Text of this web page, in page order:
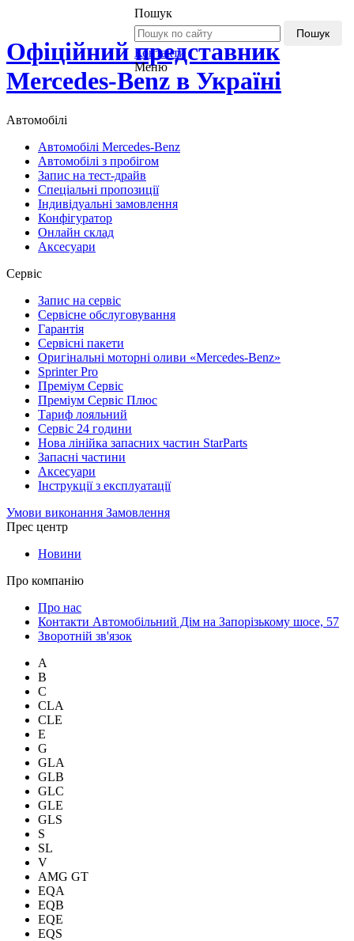
Офіційний представник
Mercedes-Benz в Україні
Пошук
Пошук
Контакти
Меню
Автомобілі
Автомобілі Mercedes-Benz
Автомобілі з пробігом
Запис на тест-драйв
Спеціальні пропозиції
Індивідуальні замовлення
Конфігуратор
Онлайн склад
Аксесуари
Сервіс
Запис на сервіс
Сервісне обслуговування
Гарантія
Сервісні пакети
Оригінальні моторні оливи «Mercedes-Benz»
Sprinter Pro
Преміум Сервіс
Преміум Сервіс Плюс
Тариф лояльний
Сервіс 24 години
Нова лінійка запасних частин StarParts
Запасні частини
Аксесуари
Інструкції з експлуатації
Умови виконання Замовлення
Прес центр
Новини
Про компанію
Про нас
Контакти Автомобільний Дім на Запорізькому шосе, 57
Зворотній зв'язок
A
B
C
CLA
CLE
E
G
GLA
GLB
GLC
GLE
GLS
S
SL
V
AMG GT
EQA
EQB
EQE
EQS